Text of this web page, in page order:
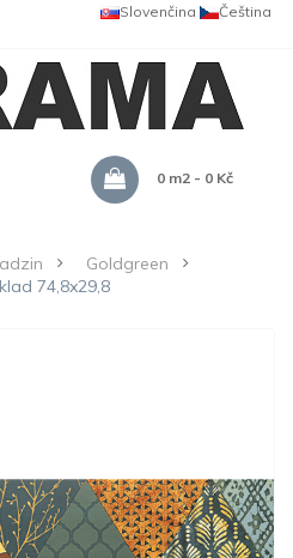
Čeština
Slovenčina
0 m2 - 0 Kč
Goldgreen
74,8x29,8